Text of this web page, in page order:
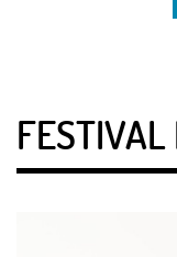
FESTIVAL